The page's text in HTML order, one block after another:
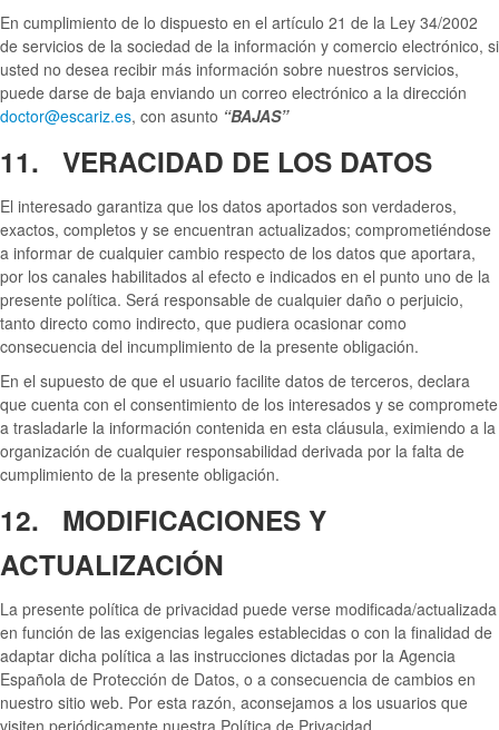
En cumplimiento de lo dispuesto en el artículo 21 de la Ley 34/2002
de servicios de la sociedad de la información y comercio electrónico, si
usted no desea recibir más información sobre nuestros servicios,
puede darse de baja enviando un correo electrónico a la dirección
doctor@escariz.es, con asunto “BAJAS”
11. VERACIDAD DE LOS DATOS
El interesado garantiza que los datos aportados son verdaderos,
exactos, completos y se encuentran actualizados; comprometiéndose
a informar de cualquier cambio respecto de los datos que aportara,
por los canales habilitados al efecto e indicados en el punto uno de la
presente política. Será responsable de cualquier daño o perjuicio,
tanto directo como indirecto, que pudiera ocasionar como
consecuencia del incumplimiento de la presente obligación.
En el supuesto de que el usuario facilite datos de terceros, declara
que cuenta con el consentimiento de los interesados y se compromete
a trasladarle la información contenida en esta cláusula, eximiendo a la
organización de cualquier responsabilidad derivada por la falta de
cumplimiento de la presente obligación.
12. MODIFICACIONES Y
ACTUALIZACIÓN
La presente política de privacidad puede verse modificada/actualizada
en función de las exigencias legales establecidas o con la finalidad de
adaptar dicha política a las instrucciones dictadas por la Agencia
Española de Protección de Datos, o a consecuencia de cambios en
nuestro sitio web. Por esta razón, aconsejamos a los usuarios que
visiten periódicamente nuestra Política de Privacidad.